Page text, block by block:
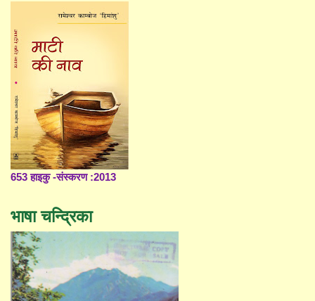
653 हाइकु -संस्करण :2013
भाषा चन्द्रिका